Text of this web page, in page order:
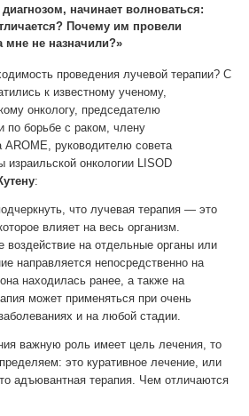
начинает волноваться:
Почему им провели
мне не назначили?»
проведения лучевой терапии? С
к известному ученому,
онкологу, председателю
по борьбе с раком, члену
AROME, руководителю совета
израильской онкологии LISOD
:
что лучевая терапия — это
влияет на весь организм.
воздействие на отдельные органы или
направляется непосредственно на
находилась ранее, а также на
может применяться при очень
и на любой стадии.
важную роль имеет цель лечения, то
это куративное лечение, или
адъювантная терапия. Чем отличаются